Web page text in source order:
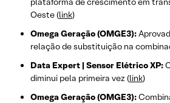
Oeste (link)
Omega Geração (OMGE3):
relação de substituição na
Data Expert | Sensor Elétrico XP:
diminui pela primeira vez (link)
Omega Geração (OMGE3):